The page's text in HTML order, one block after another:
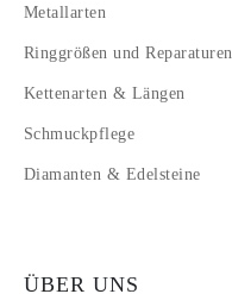
Metallarten
Ringgrößen und Reparaturen
Kettenarten & Längen
Schmuckpflege
Diamanten & Edelsteine
ÜBER UNS